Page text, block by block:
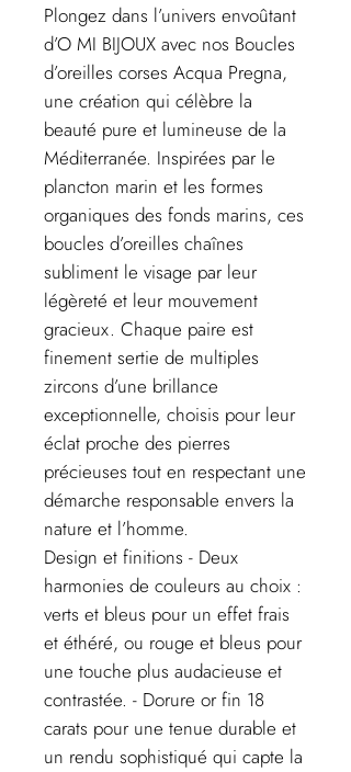
Plongez dans l’univers envoûtant
d’O MI BIJOUX avec nos Boucles
d’oreilles corses Acqua Pregna,
une création qui célèbre la
beauté pure et lumineuse de la
Méditerranée. Inspirées par le
plancton marin et les formes
organiques des fonds marins, ces
boucles d’oreilles chaînes
subliment le visage par leur
légèreté et leur mouvement
gracieux. Chaque paire est
finement sertie de multiples
zircons d’une brillance
exceptionnelle, choisis pour leur
éclat proche des pierres
précieuses tout en respectant une
démarche responsable envers la
nature et l’homme.
Design et finitions - Deux
harmonies de couleurs au choix :
verts et bleus pour un effet frais
et éthéré, ou rouge et bleus pour
une touche plus audacieuse et
contrastée. - Dorure or fin 18
carats pour une tenue durable et
un rendu sophistiqué qui capte la